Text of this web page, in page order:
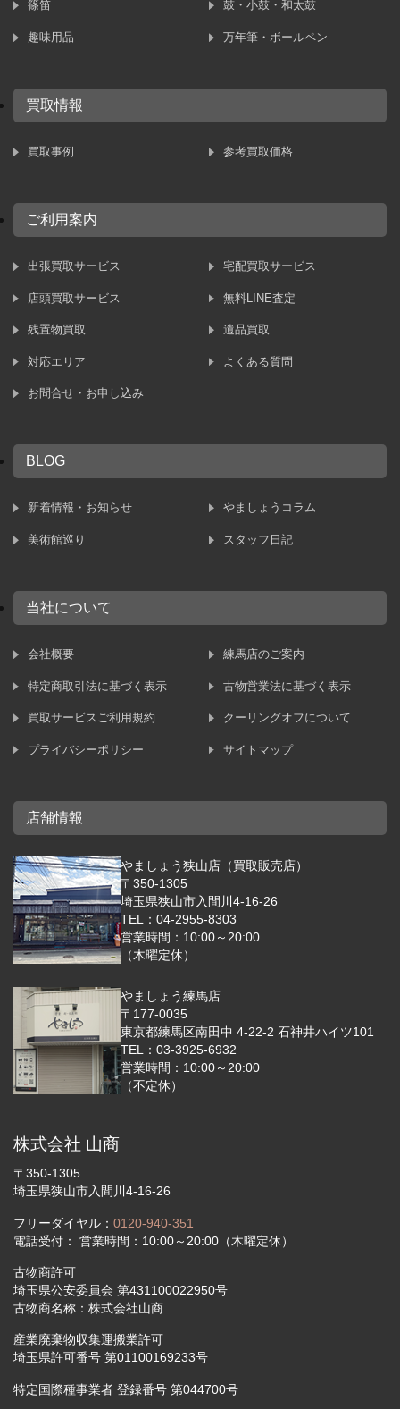
篠笛 鼓・小鼓・和太鼓
趣味用品 万年筆・ボールペン
買取情報
買取事例 参考買取価格
ご利用案内
出張買取サービス 宅配買取サービス
店頭買取サービス 無料LINE査定
残置物買取 遺品買取
対応エリア よくある質問
お問合せ・お申し込み
BLOG
新着情報・お知らせ やましょうコラム
美術館巡り スタッフ日記
当社について
会社概要 練馬店のご案内
特定商取引法に基づく表示 古物営業法に基づく表示
買取サービスご利用規約 クーリングオフについて
プライバシーポリシー サイトマップ
店舗情報
やましょう狭山店（買取販売店）
〒350-1305
埼玉県狭山市入間川4-16-26
TEL：04-2955-8303
営業時間：10:00～20:00
（木曜定休）
やましょう練馬店
〒177-0035
東京都練馬区南田中 4-22-2 石神井ハイツ101
TEL：03-3925-6932
営業時間：10:00～20:00
（不定休）
株式会社 山商
〒350-1305
埼玉県狭山市入間川4-16-26
フリーダイヤル： 0120-940-351
電話受付： 営業時間：10:00～20:00（木曜定休）
古物商許可
埼玉県公安委員会 第431100022950号
古物商名称：株式会社山商
産業廃棄物収集運搬業許可
埼玉県許可番号 第01100169233号
特定国際種事業者 登録番号 第044700号